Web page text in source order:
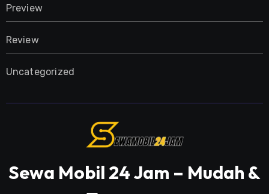
Preview
Review
Uncategorized
Sewa Mobil 24 Jam – Mudah &